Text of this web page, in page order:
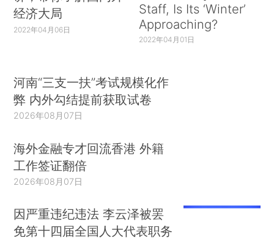
经济大局
2022年04月06日
Staff, Is Its ‘Winter’
Approaching?
2022年04月01日
河南“三支一扶”考试规模化作
弊 内外勾结提前获取试卷
2026年08月07日
海外金融专才回流香港 外籍
工作签证翻倍
2026年08月07日
因严重违纪违法 李云泽被罢
免第十四届全国人大代表职务